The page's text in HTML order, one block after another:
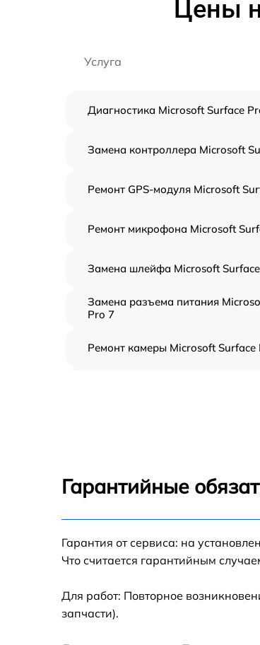
Цены
Услуга
Диагностика Microsoft Surface
Замена контроллера Microsoft
Ремонт GPS-модуля Microsoft
Ремонт микрофона Microsoft
Замена шлейфа Microsoft
Замена разъема питания
Pro 7
Ремонт камеры Microsoft Surface
Замена дисплея (экрана)
Гарантийные
Гарантия от сервиса: на
Что считается гарантийным
Для работ: Повторное
запчасти).